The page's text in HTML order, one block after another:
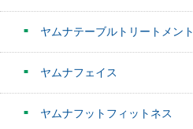
ヤムナテーブルトリートメント
ヤムナフェイス
ヤムナフットフィットネス